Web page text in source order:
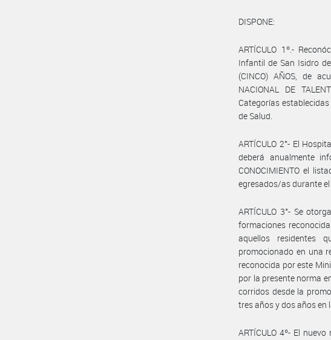
DISPONE:
ARTÍCULO 1º.-
Infantil de San Isidro
(CINCO) AÑOS, de
NACIONAL DE
Categorías
de Salud.
ARTÍCULO 2°- El
deberá anualmente
CONOCIMIENTO el
egresados/as durante
ARTÍCULO 3°- Se
formaciones
aquellos residentes
promocionado en una
reconocida por este
por la presente norma
corridos desde la
tres años y dos años en
ARTÍCULO 4º- El